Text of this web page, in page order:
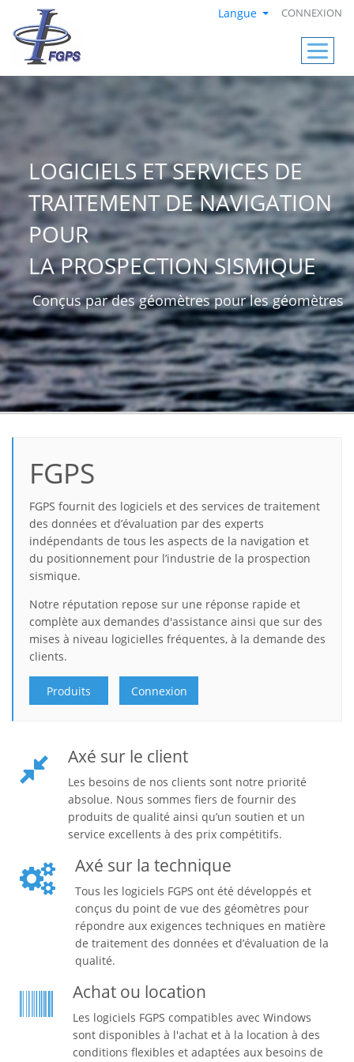
Langue CONNEXION
LOGICIELS ET SERVICES DE
TRAITEMENT DE NAVIGATION
POUR
LA PROSPECTION SISMIQUE
Conçus par des géomètres pour les géomètres
FGPS
FGPS fournit des logiciels et des services de traitement
des données et d’évaluation par des experts
indépendants de tous les aspects de la navigation et
du positionnement pour l’industrie de la prospection
sismique.
Notre réputation repose sur une réponse rapide et
complète aux demandes d'assistance ainsi que sur des
mises à niveau logicielles fréquentes, à la demande des
clients.
Produits Connexion
Axé sur le client
Les besoins de nos clients sont notre priorité
absolue. Nous sommes fiers de fournir des
produits de qualité ainsi qu’un soutien et un
service excellents à des prix compétitifs.
Axé sur la technique
Tous les logiciels FGPS ont été développés et
conçus du point de vue des géomètres pour
répondre aux exigences techniques en matière
de traitement des données et d’évaluation de la
qualité.
Achat ou location
Les logiciels FGPS compatibles avec Windows
sont disponibles à l'achat et à la location à des
conditions flexibles et adaptées aux besoins de